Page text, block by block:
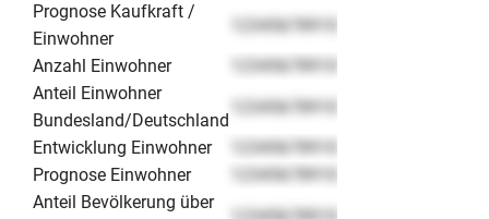
Prognose Kaufkraft /
Einwohner
12345678910
Anzahl Einwohner
12345678910
Anteil Einwohner
Bundesland/Deutschland
12345678910
Entwicklung Einwohner
12345678910
Prognose Einwohner
12345678910
Anteil Bevölkerung über